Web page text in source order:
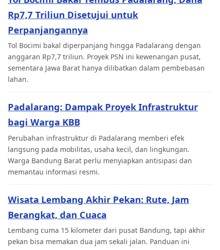
Rp7,7 Triliun Disetujui untuk
Perpanjangannya
Tol Bocimi bakal diperpanjang hingga Padalarang dengan
anggaran Rp7,7 triliun. Proyek PSN ini kewenangan pusat,
sementara Jawa Barat hanya dilibatkan dalam pembebasan
lahan.
Padalarang: Dampak Proyek Infrastruktur
bagi Warga KBB
Perubahan infrastruktur di Padalarang memberi efek
langsung pada mobilitas, usaha kecil, dan lingkungan.
Warga Bandung Barat perlu menyiapkan antisipasi dan
memantau informasi resmi.
Wisata Lembang Akhir Pekan: Rute, Jam
Berangkat, dan Cuaca
Lembang cuma 15 kilometer dari pusat Bandung, tapi akhir
pekan bisa memakan dua jam sekali jalan. Panduan ini